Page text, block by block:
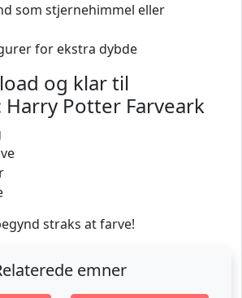
som stjernehimmel eller
for ekstra dybde
og klar til
Potter Farveark
straks at farve!
emner